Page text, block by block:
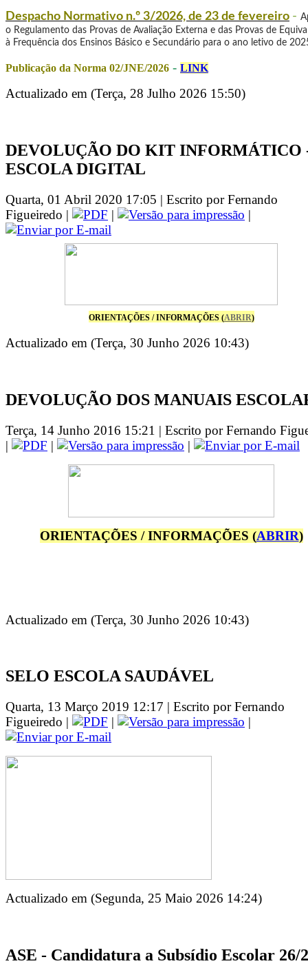
Despacho Normativo n.º 3/2026, de 23 de fevereiro -
o Regulamento das Provas de Avaliação Externa e das Provas de
à Frequência dos Ensinos Básico e Secundário para o ano letivo de
Publicação da Norma 02/JNE/2026 - LINK
Actualizado em (Terça, 28 Julho 2026 15:50)
DEVOLUÇÃO DO KIT INFORMÁTICO
ESCOLA DIGITAL
Quarta, 01 Abril 2020 17:05 | Escrito por Fernando
Figueiredo |
| |
ORIENTAÇÕES / INFORMAÇÕES (ABRIR)
Actualizado em (Terça, 30 Junho 2026 10:43)
DEVOLUÇÃO DOS MANUAIS
Terça, 14 Junho 2016 15:21 | Escrito por Fernando
|
| |
ORIENTAÇÕES / INFORMAÇÕES (ABRIR)
Actualizado em (Terça, 30 Junho 2026 10:43)
SELO ESCOLA SAUDÁVEL
Quarta, 13 Março 2019 12:17 | Escrito por Fernando
Figueiredo |
| |
Actualizado em (Segunda, 25 Maio 2026 14:24)
ASE - Candidatura a Subsídio Escolar 26/